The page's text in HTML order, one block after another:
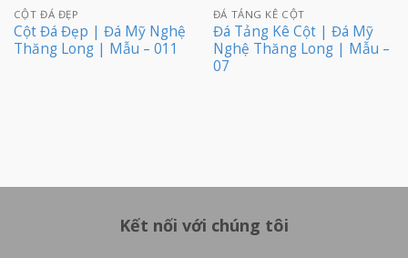
CỘT ĐÁ ĐẸP
Cột Đá Đẹp | Đá Mỹ Nghệ
Thăng Long | Mẫu – 011
ĐÁ TẢNG KÊ CỘT
Đá Tảng Kê Cột | Đá Mỹ
Nghệ Thăng Long | Mẫu –
07
Kết nối với chúng tôi